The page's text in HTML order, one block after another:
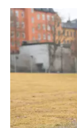
från tidigare